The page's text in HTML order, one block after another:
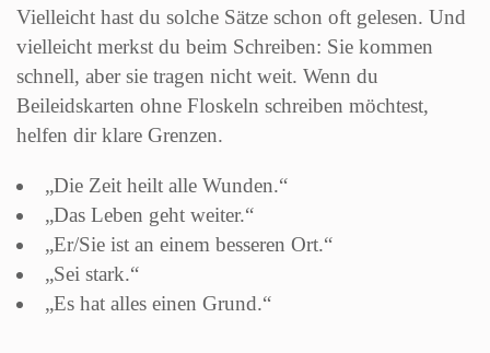
Vielleicht hast du solche Sätze schon oft gelesen. Und
vielleicht merkst du beim Schreiben: Sie kommen
schnell, aber sie tragen nicht weit. Wenn du
Beileidskarten ohne Floskeln schreiben möchtest,
helfen dir klare Grenzen.
„Die Zeit heilt alle Wunden.“
„Das Leben geht weiter.“
„Er/Sie ist an einem besseren Ort.“
„Sei stark.“
„Es hat alles einen Grund.“